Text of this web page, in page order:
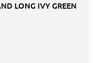
LONG IVY GREEN